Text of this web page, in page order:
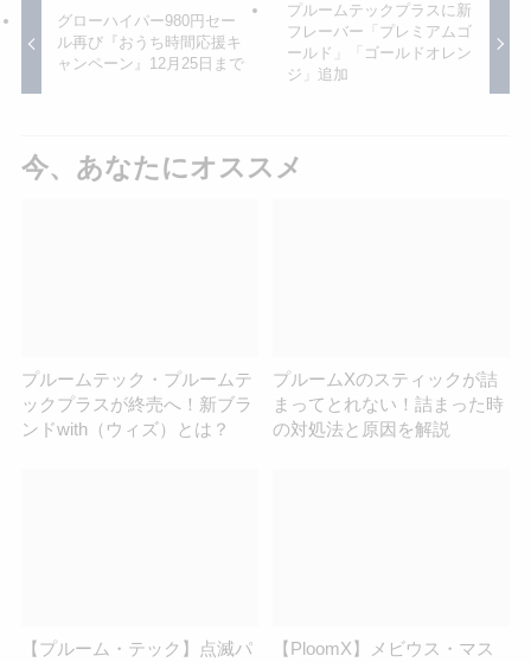
グローハイパー980円セー
ル再び『おうち時間応援キ
ャンペーン』12月25日まで
プルームテックプラスに新
フレーバー「プレミアムゴ
ールド」「ゴールドオレン
ジ」追加
今、あなたにオススメ
プルームテック・プルームテ
ックプラスが終売へ！新ブラ
ンドwith（ウィズ）とは？
プルームXのスティックが詰
まってとれない！詰まった時
の対処法と原因を解説
【プルーム・テック】点滅パ
【PloomX】メビウス・マス